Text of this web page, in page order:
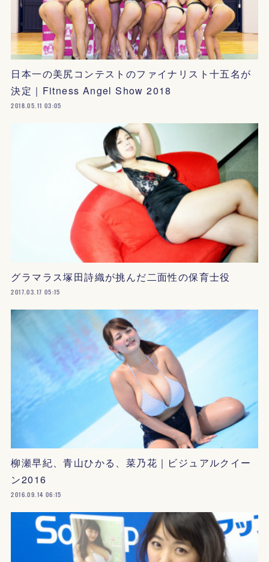
日本一の美尻コンテストのファイナリスト十五名が
決定｜Fitness Angel Show 2018
2018.05.11 03:05
グラマラス塚田詩織が挑んだ二面性の保育士役
2017.03.17 05:15
柳瀬早紀、青山ひかる、菜乃花｜ビジュアルクイー
ン2016
2016.09.14 06:15